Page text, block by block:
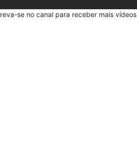
se no canal para receber mais vídeos